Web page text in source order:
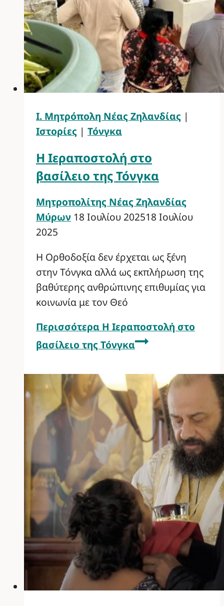
Ι. Μητρόπολη Νέας Ζηλανδίας |
Ιστορίες | Τόνγκα
Η Ιεραποστολή στο
βασίλειο της Τόνγκα
Μητροπολίτης Νέας Ζηλανδίας
Μύρων 18 Ιουλίου 202518 Ιουλίου
2025
Η Ορθοδοξία δεν έρχεται ως ξένη
στην Τόνγκα αλλά ως εκπλήρωση της
βαθύτερης ανθρώπινης επιθυμίας για
κοινωνία με τον Θεό
Περισσότερα Η Ιεραποστολή στο
βασίλειο της Τόνγκα